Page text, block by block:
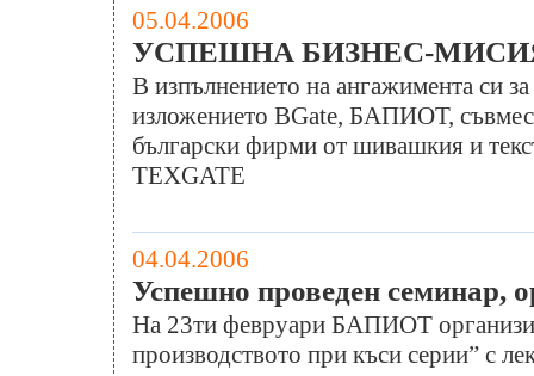
05.04.2006
УСПЕШНА БИЗНЕС-
В изпълнението на ангажимента си
изложението BGate, БАПИОТ,
български фирми от шивашкия и
TEXGATE
04.04.2006
Успешно проведен семинар,
На 23ти февруари БАПИОТ
производството при къси серии” с